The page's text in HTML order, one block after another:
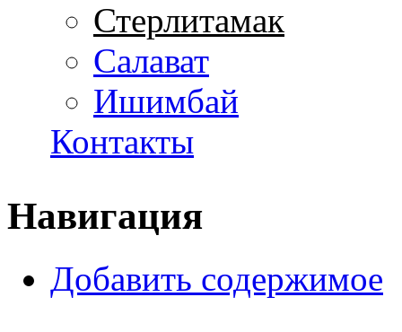
Стерлитамак
Салават
Ишимбай
Контакты
Навигация
Добавить содержимое